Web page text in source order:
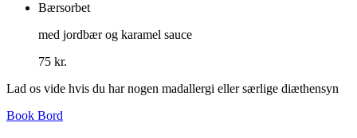
Bærsorbet
med jordbær og karamel sauce
75 kr.
Lad os vide hvis du har nogen madallergi eller særlige diæthensyn
Book Bord